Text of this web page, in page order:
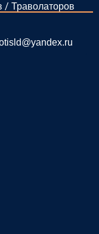
/ Траволаторов